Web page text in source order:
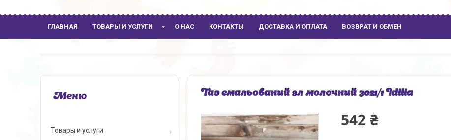
ГЛАВНАЯ ТОВАРЫ И УСЛУГИ О НАС КОНТАКТЫ ДОСТАВКА И ОПЛАТА ВОЗВРАТ И ОБМЕН
Таз емальований 9л молочний 3021/1 Idilia
542 ₴
Товары и услуги